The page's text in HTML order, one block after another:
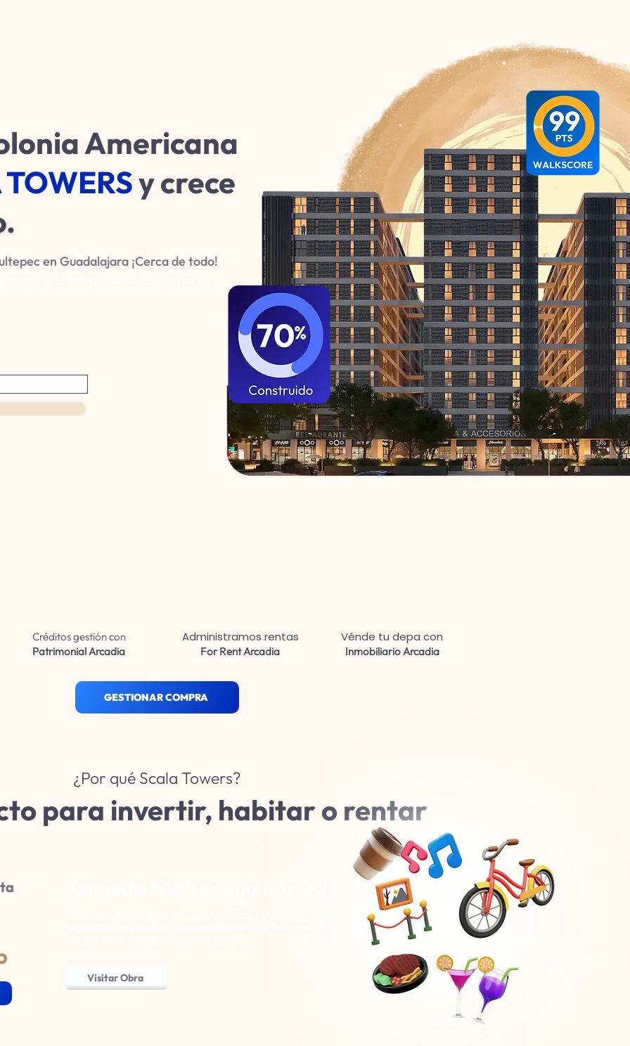
Americana
y crece
en Guadalajara ¡Cerca de todo!
para invertir, habitar o rentar
Créditos gestión con
Patrimonial Arcadia
Administramos rentas
For Rent Arcadia
Vénde tu depa con
Inmobiliario Arcadia
Visitar Obra
¿Por qué Scala Towers?
GESTIONAR COMPRA